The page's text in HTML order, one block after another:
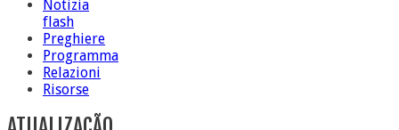
Notizia
flash
Preghiere
Programma
Relazioni
Risorse